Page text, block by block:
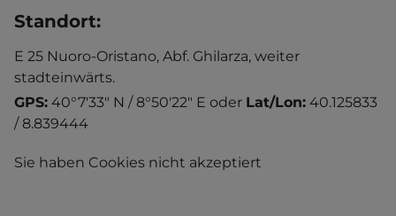
Standort:
E 25 Nuoro-Oristano, Abf. Ghilarza, weiter
stadteinwärts.
GPS: 40°7'33" N / 8°50'22" E oder Lat/Lon: 40.125833
/ 8.839444
Sie haben Cookies nicht akzeptiert